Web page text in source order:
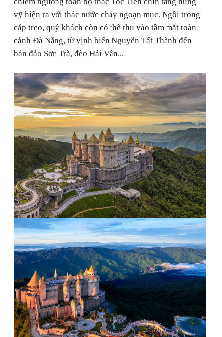
chiêm ngưỡng toàn bộ thác Tóc Tiên chín tầng hùng
vỹ hiện ra với thác nước chảy ngoạn mục. Ngồi trong
cáp treo, quý khách còn có thể thu vào tầm mắt toàn
cảnh Đà Nẵng, từ vịnh biển Nguyễn Tất Thành đến
bán đảo Sơn Trà, đèo Hải Vân...